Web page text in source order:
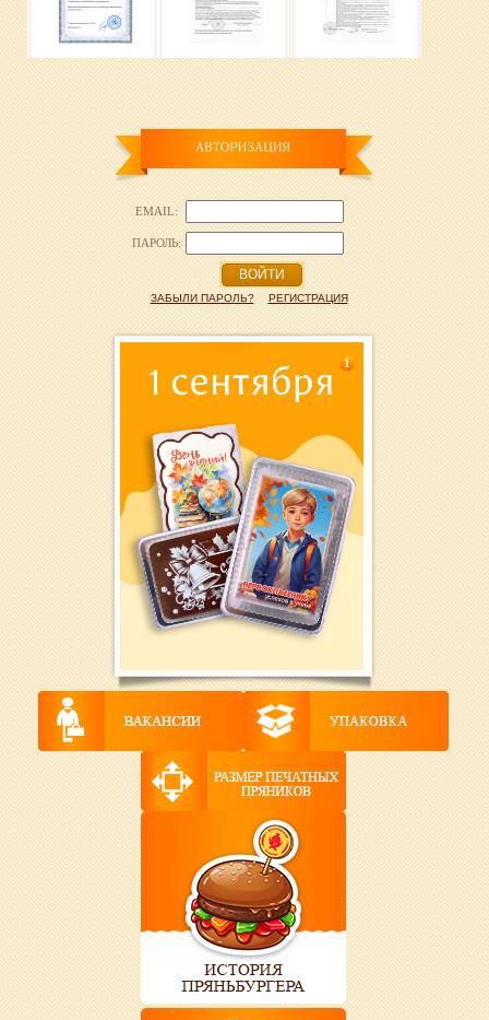
EMAIL:
ПАРОЛЬ:
ВОЙТИ
ЗАБЫЛИ ПАРОЛЬ? РЕГИСТРАЦИЯ
1